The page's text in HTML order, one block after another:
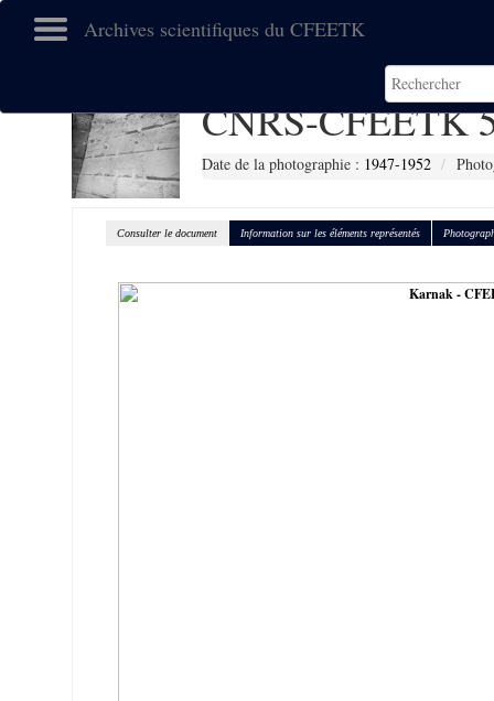
Archives scientifiques du CFEETK
CNRS-CFEETK
Date de la photographie : 1947-1952
Consulter le document Information sur les éléments représentés